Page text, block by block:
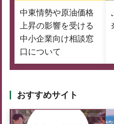
中東情勢や原油価格
上昇の影響を受ける
中小企業向け相談窓
口について
おすすめサイト